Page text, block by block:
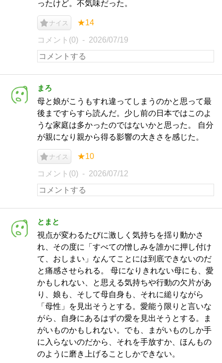
ったけど。不気味だった。
ナイス ★14
コメント(0) 2026/07/19
まろ
母と娘がこうもすれ違ってしまうのかと思って最
後まですらすら読んだ。少し前の日本ではこのよ
うな家庭は多かったのではないかと思った。 自分
が親になり親から得る影響の大きさを感じた。
ナイス ★10
コメント(0) 2026/07/12
とまと
視点が変わるたびに激しく気持ちを揺り動かさ
れ、その度に「すべての憎しみを誰かに押し付け
て、おしまい」なんてことには到底できないのだ
と痛感させられる。 母になりきれない母にも、愛
かもしれない、と思える気持ちや行動の欠片があ
り、娘も、そして母自身も、それに縋りながら
「母性」を見出そうとする。愛能う限りと言いな
がら、自身にあるはずの愛を見出そうとする。ま
がいものかもしれない。でも、まがいものしか手
に入らないのだから、それを手放すか、ほんもの
のように磨き上げることしかできない。